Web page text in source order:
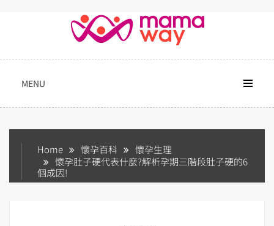
MENU
Home 懷孕百科
懷孕生理
懷孕肚子硬代表什麼?解析孕期三階段肚子硬的6
個成因!